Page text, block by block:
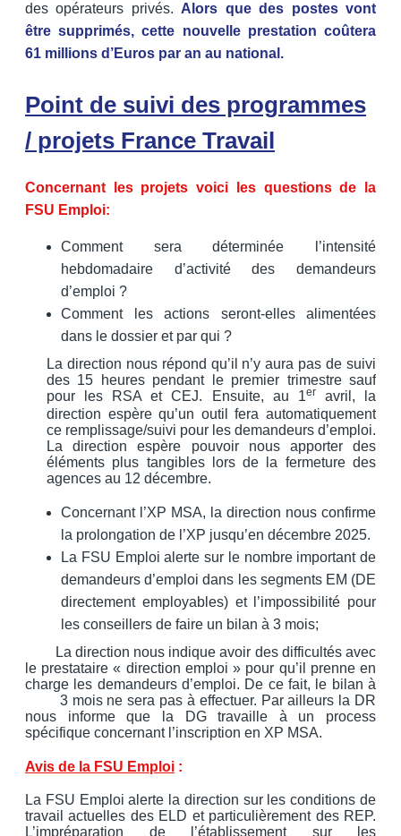
des opérateurs privés. Alors que des postes vont
être supprimés, cette nouvelle prestation coûtera
61 millions d’Euros par an au national.
Point de suivi des programmes
/ projets France Travail
Concernant les projets voici les questions de la
FSU Emploi:
Comment sera déterminée l’intensité
hebdomadaire d’activité des demandeurs
d’emploi ?
Comment les actions seront-elles alimentées
dans le dossier et par qui ?
La direction nous répond qu’il n’y aura pas de suivi
des 15 heures pendant le premier trimestre sauf
pour les RSA et CEJ. Ensuite, au 1er
avril, la
direction espère qu’un outil fera automatiquement
ce remplissage/suivi pour les demandeurs d’emploi.
La direction espère pouvoir nous apporter des
éléments plus tangibles lors de la fermeture des
agences au 12 décembre.
Concernant l’XP MSA, la direction nous confirme
la prolongation de l’XP jusqu’en décembre 2025.
La FSU Emploi alerte sur le nombre important de
demandeurs d’emploi dans les segments EM (DE
directement employables) et l’impossibilité pour
les conseillers de faire un bilan à 3 mois;
La direction nous indique avoir des difficultés avec
le prestataire « direction emploi » pour qu’il prenne en
charge les demandeurs d’emploi. De ce fait, le bilan à
3 mois ne sera pas à effectuer. Par ailleurs la DR
nous informe que la DG travaille à un process
spécifique concernant l’inscription en XP MSA.
Avis de la FSU Emploi :
La FSU Emploi alerte la direction sur les conditions de
travail actuelles des ELD et particulièrement des REP.
L’impréparation de l’établissement sur les